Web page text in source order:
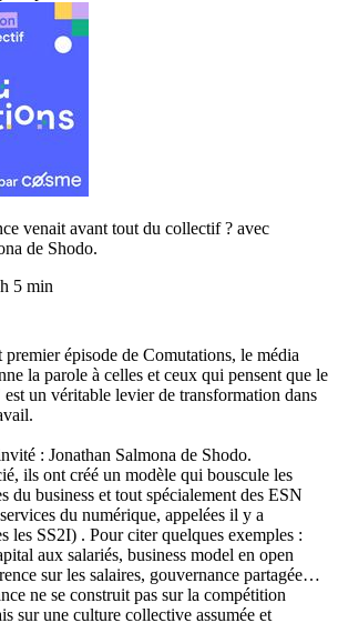
venait avant tout du collectif ? avec
de Shodo.
5 min
épisode de Comutations, le média
la parole à celles et ceux qui pensent que le
un véritable levier de transformation dans
: Jonathan Salmona de Shodo.
ils ont créé un modèle qui bouscule les
du business et tout spécialement des ESN
du numérique, appelées il y a
les SS2I) . Pour citer quelques exemples :
aux salariés, business model en open
sur les salaires, gouvernance partagée…
ne se construit pas sur la compétition
sur une culture collective assumée et